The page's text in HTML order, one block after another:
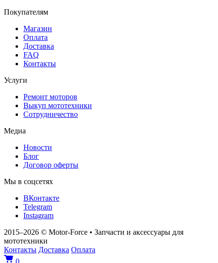
Покупателям
Магазин
Оплата
Доставка
FAQ
Контакты
Услуги
Ремонт моторов
Выкуп мототехники
Сотрудничество
Медиа
Новости
Блог
Договор оферты
Мы в соцсетях
ВКонтакте
Telegram
Instagram
2015–2026 © Motor‑Force • Запчасти и аксессуары для
мототехники
Контакты Доставка Оплата
0